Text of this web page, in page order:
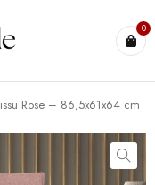
0
Rose – 86,5x61x64 cm